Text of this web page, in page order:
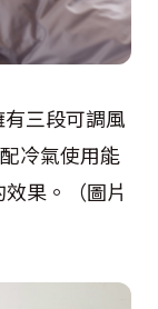
三段可調風
冷氣使用能
果。（圖片